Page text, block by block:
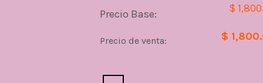
Precio Base: $
Precio de venta: $